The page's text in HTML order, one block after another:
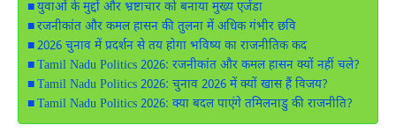
युवाओं के मुद्दों और भ्रष्टाचार को बनाया मुख्य एजेंडा
रजनीकांत और कमल हासन की तुलना में अधिक गंभीर छवि
2026 चुनाव में प्रदर्शन से तय होगा भविष्य का राजनीतिक कद
Tamil Nadu Politics 2026: रजनीकांत और कमल हासन क्यों नहीं चले?
Tamil Nadu Politics 2026: चुनाव 2026 में क्यों खास हैं विजय?
Tamil Nadu Politics 2026: क्या बदल पाएंगे तमिलनाडु की राजनीति?